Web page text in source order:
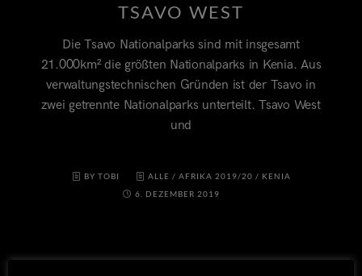
TSAVO WEST
Die Tsavo Nationalparks sind mit insgesamt
21.000km² die größten Nationalparks in Kenia. Aus
verwaltungstechnischen Gründen ist der Tsavo in
zwei getrennte Nationalparks unterteilt. Tsavo West
und
BY TOBI ALLE / AFRIKA 2019/20 / KENIA
6. DEZEMBER 2019